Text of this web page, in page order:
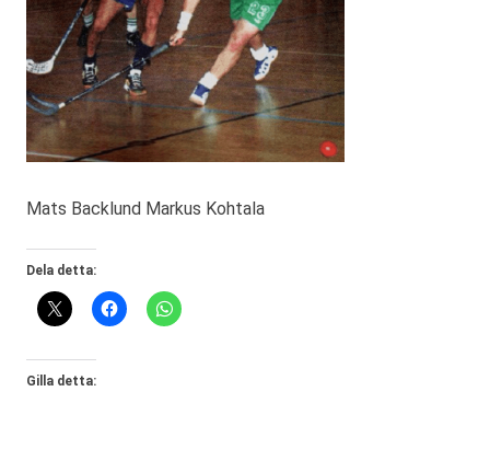
Mats Backlund Markus Kohtala
Dela detta:
Gilla detta: